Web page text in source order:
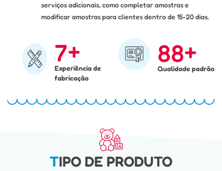
serviços adicionais, como completar amostras e
modificar amostras para clientes dentro de 15-20 dias.
7+
Experiência de
fabricação
88+
Qualidade padrão
TIPO DE PRODUTO